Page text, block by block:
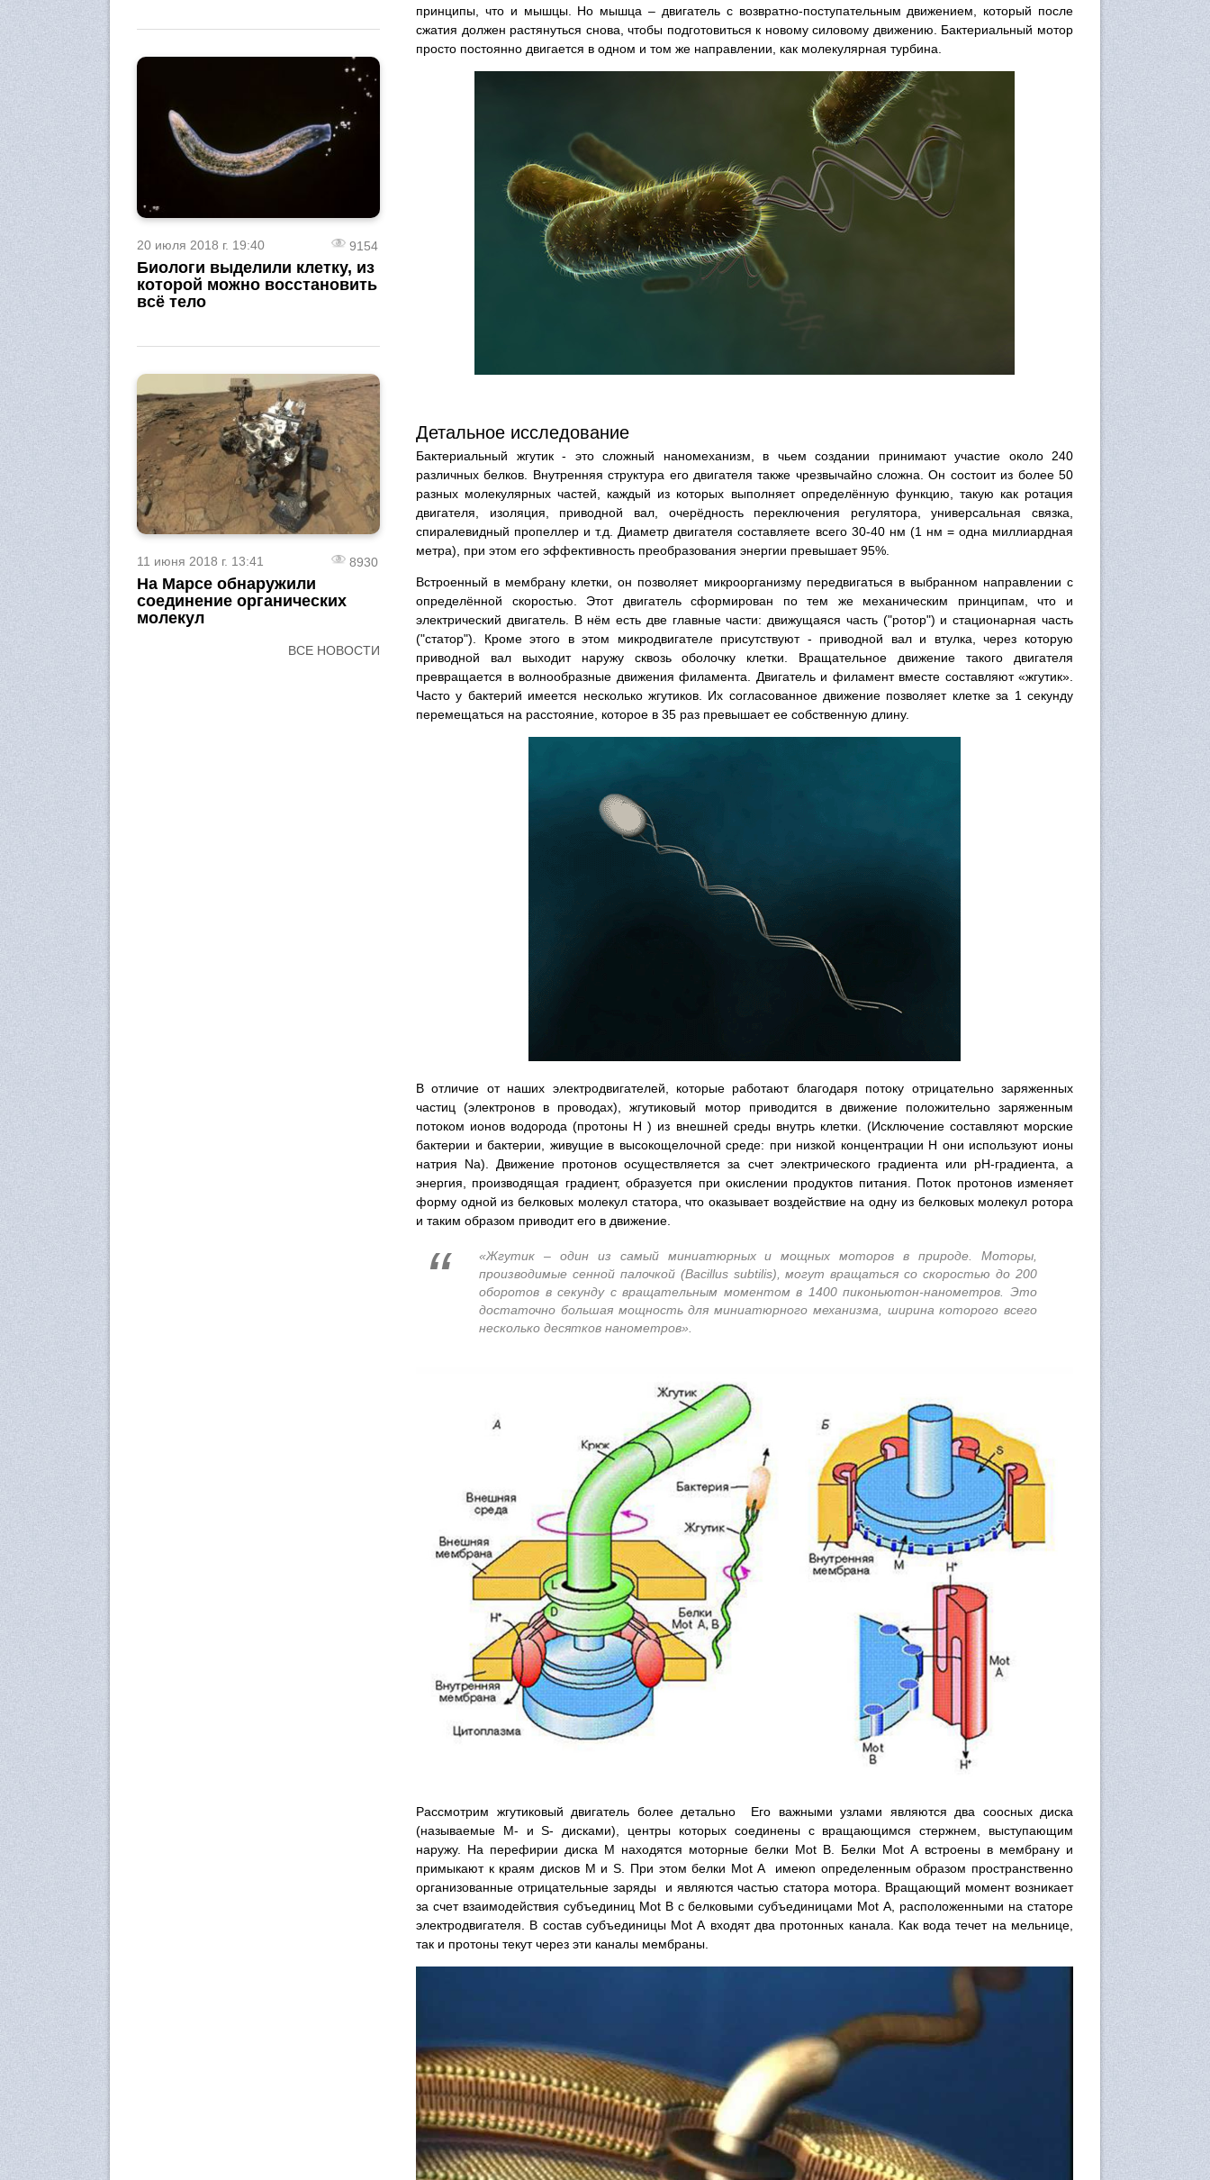
20 июля 2018 г. 19:40 9154
Биологи выделили клетку, из
которой можно восстановить
всё тело
11 июня 2018 г. 13:41 8930
На Марсе обнаружили
соединение органических
молекул
ВСЕ НОВОСТИ
принципы, что и мышцы. Но мышца – двигатель с возвратно-поступательным движением, который после
сжатия должен растянуться снова, чтобы подготовиться к новому силовому движению. Бактериальный мотор
просто постоянно двигается в одном и том же направлении, как молекулярная турбина.
Детальное исследование
Бактериальный жгутик - это сложный наномеханизм, в чьем создании принимают участие около 240
различных белков. Внутренняя структура его двигателя также чрезвычайно сложна. Он состоит из более 50
разных молекулярных частей, каждый из которых выполняет определённую функцию, такую как ротация
двигателя, изоляция, приводной вал, очерёдность переключения регулятора, универсальная связка,
спиралевидный пропеллер и т.д. Диаметр двигателя составляете всего 30-40 нм (1 нм = одна миллиардная
метра), при этом его эффективность преобразования энергии превышает 95%.
Встроенный в мембрану клетки, он позволяет микроорганизму передвигаться в выбранном направлении с
определённой скоростью. Этот двигатель сформирован по тем же механическим принципам, что и
электрический двигатель. В нём есть две главные части: движущаяся часть ("ротор") и стационарная часть
("статор"). Кроме этого в этом микродвигателе присутствуют - приводной вал и втулка, через которую
приводной вал выходит наружу сквозь оболочку клетки. Вращательное движение такого двигателя
превращается в волнообразные движения филамента. Двигатель и филамент вместе составляют «жгутик».
Часто у бактерий имеется несколько жгутиков. Их согласованное движение позволяет клетке за 1 секунду
перемещаться на расстояние, которое в 35 раз превышает ее собственную длину.
В отличие от наших электродвигателей, которые работают благодаря потоку отрицательно заряженных
частиц (электронов в проводах), жгутиковый мотор приводится в движение положительно заряженным
потоком ионов водорода (протоны H ) из внешней среды внутрь клетки. (Исключение составляют морские
бактерии и бактерии, живущие в высокощелочной среде: при низкой концентрации H они используют ионы
натрия Na). Движение протонов осуществляется за счет электрического градиента или pH-градиента, а
энергия, производящая градиент, образуется при окислении продуктов питания. Поток протонов изменяет
форму одной из белковых молекул статора, что оказывает воздействие на одну из белковых молекул ротора
и таким образом приводит его в движение.
«Жгутик – один из самый миниатюрных и мощных моторов в природе. Моторы,
производимые сенной палочкой (Bacillus subtilis), могут вращаться со скоростью до 200
оборотов в секунду с вращательным моментом в 1400 пиконьютон-нанометров. Это
достаточно большая мощность для миниатюрного механизма, ширина которого всего
несколько десятков нанометров».
Рассмотрим жгутиковый двигатель более детально Его важными узлами являются два соосных диска
(называемые М- и S- дисками), центры которых соединены с вращающимся стержнем, выступающим
наружу. На перефирии диска М находятся моторные белки Мot B. Белки Мot А встроены в мембрану и
примыкают к краям дисков М и S. При этом белки Mot A имеюn определенным образом пространственно
организованные отрицательные заряды и являются частью статора мотора. Вращающий момент возникает
за счет взаимодействия субъединиц Мot B с белковыми субъединицами Мot А, расположенными на статоре
электродвигателя. В состав субъединицы Мot А входят два протонных канала. Как вода течет на мельнице,
так и протоны текут через эти каналы мембраны.